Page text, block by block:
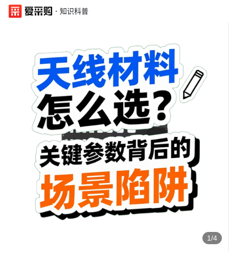
· 知识科普
1/4